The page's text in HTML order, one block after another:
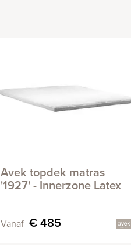
Avek topdek matras
'1927' - Innerzone Latex
Vanaf € 485